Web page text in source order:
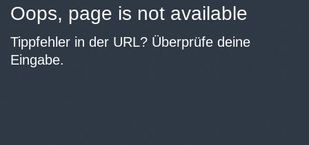
Oops, page is not available
Tippfehler in der URL? Überprüfe deine
Eingabe.